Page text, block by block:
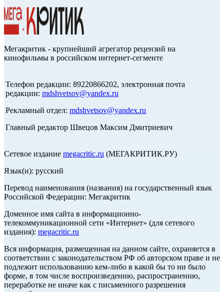
Мегакритик - крупнейший агрегатор рецензий на
кинофильмы в российском интернет-сегменте
Телефон редакции: 89220866202, электронная почта
редакции: mdshvetsov@yandex.ru
Рекламный отдел: mdshvetsov@yandex.ru
Главный редактор Швецов Максим Дмитриевич
Сетевое издание megacritic.ru (МЕГАКРИТИК.РУ)
Язык(и): русский
Перевод наименования (названия) на государственный язык
Российской Федерации: Мегакритик
Доменное имя сайта в информационно-
телекоммуникационной сети «Интернет» (для сетевого
издания): megacritic.ru
Вся информация, размещенная на данном сайте, охраняется в
соответствии с законодательством РФ об авторском праве и не
подлежит использованию кем-либо в какой бы то ни было
форме, в том числе воспроизведению, распространению,
переработке не иначе как с письменного разрешения